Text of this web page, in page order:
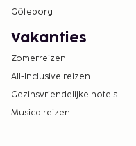
Göteborg
Vakanties
Zomerreizen
All-Inclusive reizen
Gezinsvriendelijke hotels
Musicalreizen